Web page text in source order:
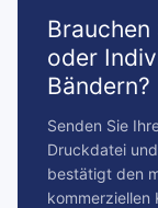
oder
Bändern?
Senden Sie
Druckdatei
bestätigt den
kommerziellen